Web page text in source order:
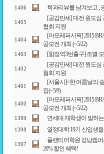
1406 학과리뷰를 남겨보고 ,
1405
[공감만세] 대전 원도심
협회 지원
1404
[아모레퍼시픽] 2015
공모전 개최 (~5/22)
1403 [합정역3번출구] 조별
1402
[공감만세] 대전 원도심
협회 지원
1401
[서울시]<한 여름날의
집(~5/9)
1400
[아모레퍼시픽] 2015
공모전 개최 (~5/22)
1399 연세대 재학생이 말하
1398 열정대학 19기 신입생
1397
플랜티어학원 강남캠
20% 할인 혜택!